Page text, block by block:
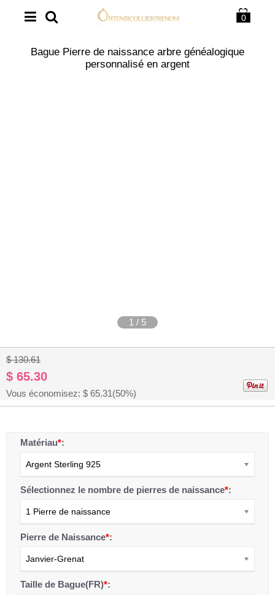
0
Bague Pierre de naissance arbre généalogique
personnalisé en argent
1 / 5
$ 130.61
$ 65.30
Vous économisez: $ 65.31(50%)
Matériau*:
Argent Sterling 925
Sélectionnez le nombre de pierres de naissance*:
1 Pierre de naissance
Pierre de Naissance*:
Janvier-Grenat
Taille de Bague(FR)*: